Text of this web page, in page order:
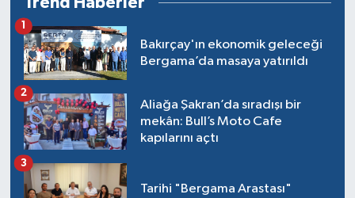
Bakırçay'ın ekonomik geleceği
Bergama’da masaya yatırıldı
1
Aliağa Şakran’da sıradışı bir
mekân: Bull’s Moto Cafe
kapılarını açtı
2
Tarihi "Bergama Arastası"
3